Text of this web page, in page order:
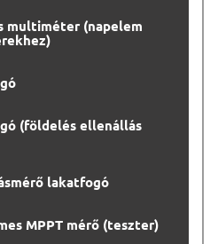
multiméter (napelem
(földelés ellenállás
lakatfogó
MPPT mérő (teszter)